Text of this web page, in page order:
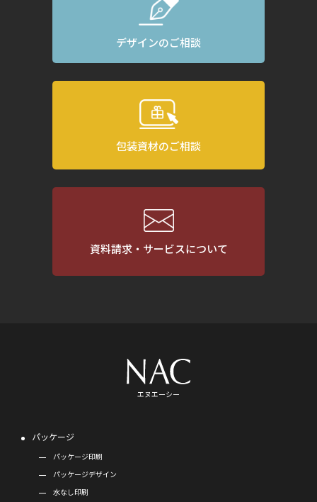
デザインのご相談
包装資材のご相談
資料請求・サービスについて
エヌエーシー
パッケージ
パッケージ印刷
パッケージデザイン
水なし印刷